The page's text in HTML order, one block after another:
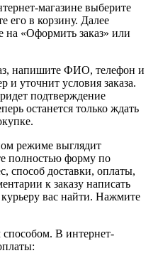
магазине выберите
его в корзину. Далее
на «Оформить заказ» или
напишите ФИО, телефон и
и уточнит условия заказа.
подтверждение
останется только ждать
режиме выглядит
полностью форму по
способ доставки, оплаты,
к заказу написать
вас найти. Нажмите
В интернет-